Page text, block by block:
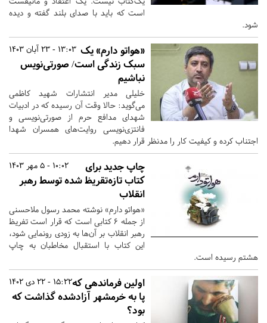
است که باید با صدای بلند گفته و دیده
شود.
13:03 - 23 آبان 1403 «هواتو دارم» یک
سبک زندگی است/ صورتی‌نویس
نباشیم
خلیلی مدیر انتشارات شهید کاظمی
می‌گوید: حالا وقت آن رسیده که در ادبیات
شهدای مدافع حرم از صورتی‌نویسی و
فانتزی‌نویسی روایت‌های همسران شهدا
اجتناب کرده و کیفیت کار را مدنظر قرار دهیم.
10:02 - 5 مهر 1403
چاپ جدید برای
کتاب تازه‌تقریظ شده توسط رهبر
انقلاب
«هواتو دارم» نوشته محمد رسول ملاحسنی
از جمله ۶ کتابی است که قرار است تفریظ
رهبر انقلاب بر آن‌ها به زودی رونمایی شود،‌
این کتاب با استقبال مخاطبان به چاپ
هشتم رسیده است.
15:22 - 22 دی 1402اولین فرماندهی که
پا به خرمشهر آزادشده گذاشت که
بود؟